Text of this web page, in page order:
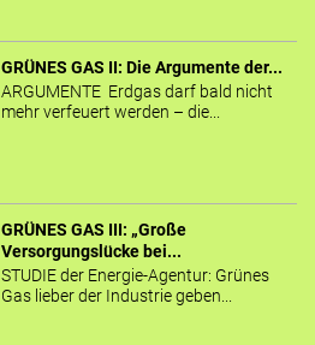
GRÜNES GAS II: Die Argumente der...
ARGUMENTE Erdgas darf bald nicht
mehr verfeuert werden – die...
GRÜNES GAS III: „Große
Versorgungslücke bei...
STUDIE der Energie-Agentur: Grünes
Gas lieber der Industrie geben...